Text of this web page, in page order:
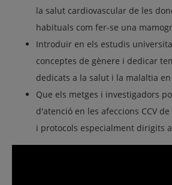
la salut cardiovascular de les
habituals com fer-se una
Introduir en els estudis
conceptes de gènere i dedicar
dedicats a la salut i la malaltia
Que els metges i investigadors
d'atenció en les afeccions CCV
i protocols especialment dirigits